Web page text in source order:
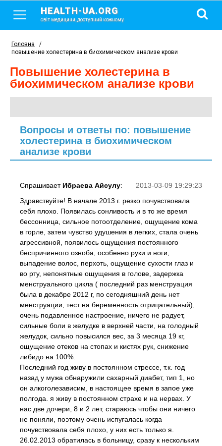
HEALTH-UA.ORG
світ медицини, доступний кожному
Головна
/
повышение холестерина в биохимическом анализе крови
повышение холестерина в
биохимическом анализе крови
Вопросы и ответы по: повышение
холестерина в биохимическом
анализе крови
2013-03-09 19:29:23
Спрашивает Ибраева Айсулу:
Здравствуйте! В начале 2013 г. резко почувствовала
себя плохо. Появилась сонливость и в то же время
бессонница, сильное потоотделение, ощущение кома
в горле, затем чувство удушения в легких, стала очень
агрессивной, появилось ощущения постоянного
беспричинного озноба, особенно руки и ноги,
выпадение волос, перхоть, ощущение сухости глаз и
во рту, непонятные ощущения в голове, задержка
менструального цикла ( последний раз менструация
была в декабре 2012 г, по сегодняшний день нет
менструации, тест на беременность отрицательный),
очень подавленное настроение, ничего не радует,
сильные боли в желудке в верхней части, на голодный
желудок, сильно повысился вес, за 3 месяца 19 кг,
ощущение отеков на стопах и кистях рук, снижение
либидо на 100%.
Последний год живу в постоянном стрессе, т.к. год
назад у мужа обнаружили сахарный диабет, тип 1, но
он алкоголезависим, в настоящее время в запое уже
полгода. я живу в постоянном страхе и на нервах. У
нас две дочери, 8 и 2 лет, стараюсь чтобы они ничего
не поняли, поэтому очень испугалась когда
почувствовала себя плохо, у них есть только я.
26.02.2013 обратилась в больницу, сразу к нескольким